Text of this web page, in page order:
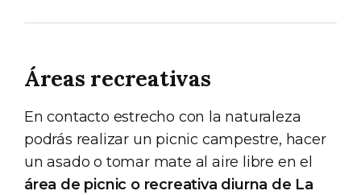
Áreas recreativas
En contacto estrecho con la naturaleza
podrás realizar un picnic campestre, hacer
un asado o tomar mate al aire libre en el
área de picnic o recreativa diurna de La